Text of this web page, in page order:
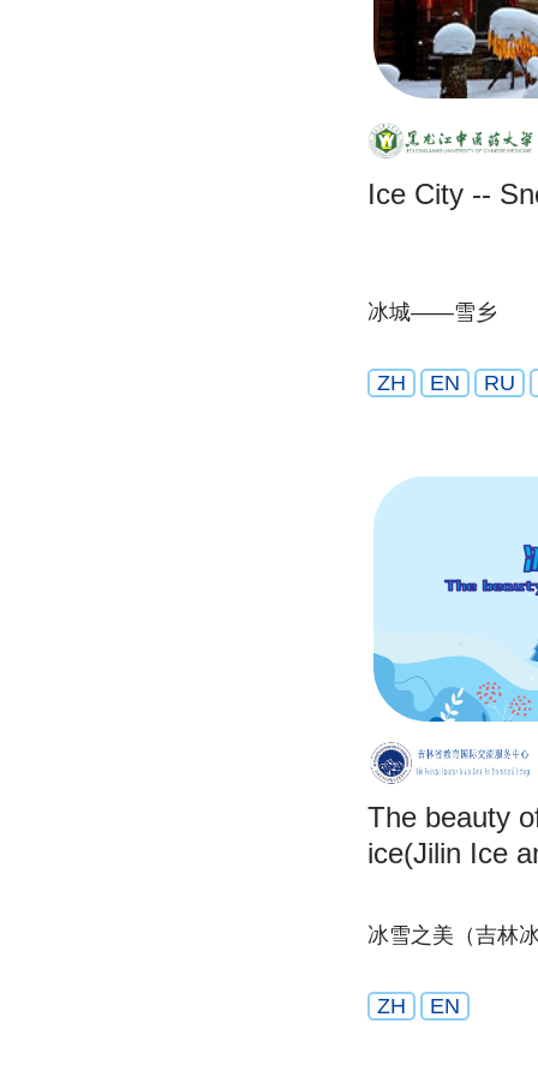
Ice City --
冰城——雪乡
ZH EN RU
The beauty
ice(Jilin Ice
冰雪之美（吉林
ZH EN